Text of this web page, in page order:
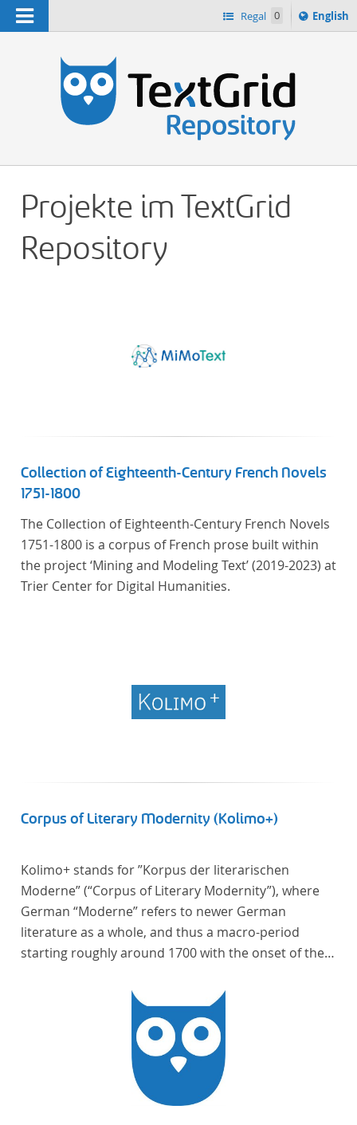
Navigation Regal 0
Switch
English
Projekte im TextGrid
Repository
Collection of Eighteenth-Century French Novels
1751-1800
The Collection of Eighteenth-Century French Novels
1751-1800 is a corpus of French prose built within
the project ‘Mining and Modeling Text’ (2019-2023) at
Trier Center for Digital Humanities.
Corpus of Literary Modernity (Kolimo+)
Kolimo+ stands for ”Korpus der literarischen
Moderne” (“Corpus of Literary Modernity”), where
German “Moderne” refers to newer German
literature as a whole, and thus a macro-period
starting roughly around 1700 with the onset of the
a collection of German-language prose texts from
around 1650-1930 with a focus on the middle of the
19th century and fictional texts. Its main application
is for quantitative research in literary studies and